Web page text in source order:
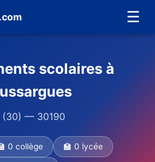
☰
scolaires à
(30) — 30190
0 collège 🏫 0 lycée